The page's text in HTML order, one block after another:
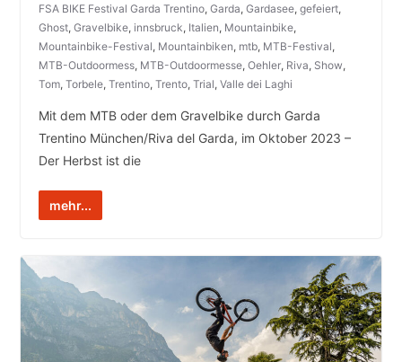
FSA BIKE Festival Garda Trentino, Garda, Gardasee, gefeiert,
Ghost, Gravelbike, innsbruck, Italien, Mountainbike,
Mountainbike-Festival, Mountainbiken, mtb, MTB-Festival,
MTB-Outdoormess, MTB-Outdoormesse, Oehler, Riva, Show,
Tom, Torbele, Trentino, Trento, Trial, Valle dei Laghi
Mit dem MTB oder dem Gravelbike durch Garda
Trentino München/Riva del Garda, im Oktober 2023 –
Der Herbst ist die
mehr...